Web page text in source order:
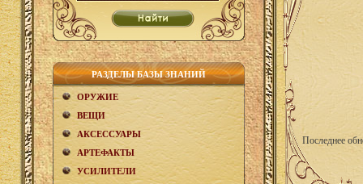
РАЗДЕЛЫ БАЗЫ ЗНАНИЙ
ОРУЖИЕ
ВЕЩИ
АКCЕСCУАРЫ
АРТЕФАКТЫ
УСИЛИТЕЛИ
Последнее